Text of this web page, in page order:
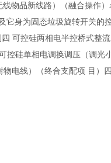
物品新线路）（融合操作）
它身为固态垃圾旋转开关的
可控硅两相电半控桥式整
控硅单相电调换调压（调光
电线）（终合支配项 目）